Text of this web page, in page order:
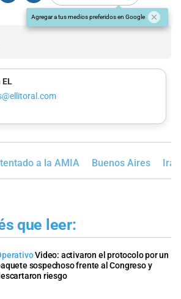
Agregar a tus medios preferidos en Google
EL
a la AMIA Buenos Aires Irán
que leer:
Video: activaron el protocolo por un
sospechoso frente al Congreso y
riesgo